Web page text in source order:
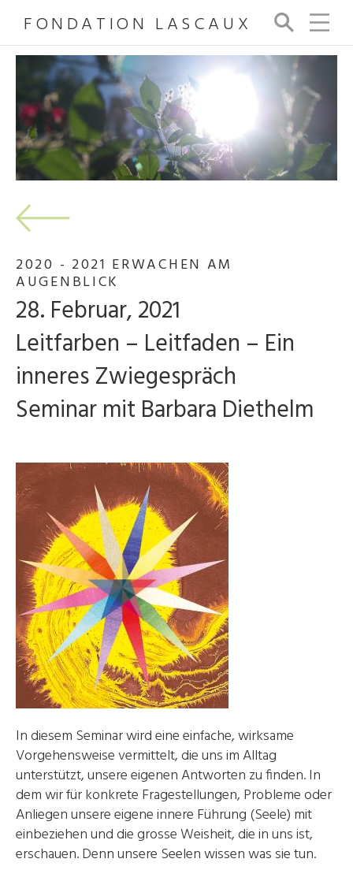
FONDATION LASCAUX
Su
ch
e
2020 - 2021 ERWACHEN AM
AUGENBLICK
28. Februar, 2021
Leitfarben – Leitfaden – Ein
inneres Zwiegespräch
Seminar mit Barbara Diethelm
In diesem Seminar wird eine einfache, wirksame
Vorgehensweise vermittelt, die uns im Alltag
unterstützt, unsere eigenen Antworten zu finden. In
dem wir für konkrete Fragestellungen, Probleme oder
Anliegen unsere eigene innere Führung (Seele) mit
einbeziehen und die grosse Weisheit, die in uns ist,
erschauen. Denn unsere Seelen wissen was sie tun.